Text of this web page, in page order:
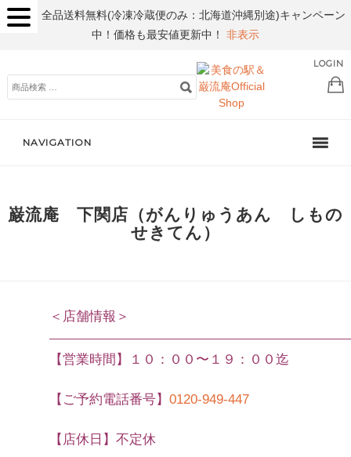
検
索
LOGIN
NAVIGATION
巌流庵 下関店（がんりゅうあん しもの
せきてん）
＜店舗情報＞
【営業時間】１０：００〜１９：００迄
【ご予約電話番号】 0120-949-447
【店休日】不定休
全品送料無料(冷凍冷蔵便のみ：北海道沖縄別途)キャンペーン
中！価格も最安値更新中！ 非表示